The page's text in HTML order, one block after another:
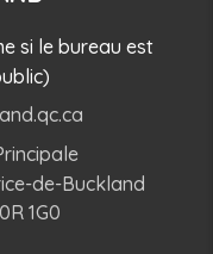
si le bureau est
de-Buckland
1G0